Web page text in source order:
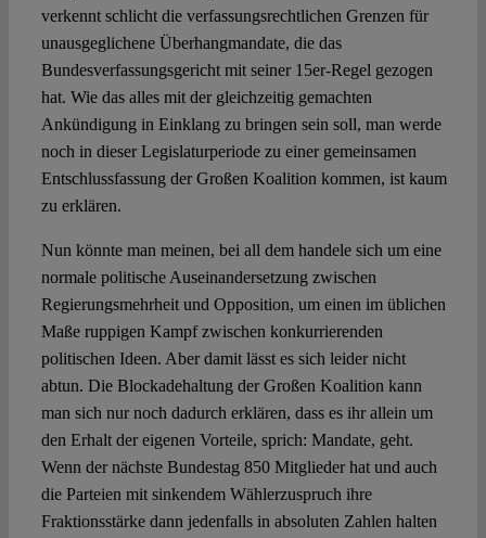
verkennt schlicht die verfassungsrechtlichen Grenzen für
unausgeglichene Überhangmandate, die das
Bundesverfassungsgericht mit seiner 15er-Regel gezogen
hat. Wie das alles mit der gleichzeitig gemachten
Ankündigung in Einklang zu bringen sein soll, man werde
noch in dieser Legislaturperiode zu einer gemeinsamen
Entschlussfassung der Großen Koalition kommen, ist kaum
zu erklären.
Nun könnte man meinen, bei all dem handele sich um eine
normale politische Auseinandersetzung zwischen
Regierungsmehrheit und Opposition, um einen im üblichen
Maße ruppigen Kampf zwischen konkurrierenden
politischen Ideen. Aber damit lässt es sich leider nicht
abtun. Die Blockadehaltung der Großen Koalition kann
man sich nur noch dadurch erklären, dass es ihr allein um
den Erhalt der eigenen Vorteile, sprich: Mandate, geht.
Wenn der nächste Bundestag 850 Mitglieder hat und auch
die Parteien mit sinkendem Wählerzuspruch ihre
Fraktionsstärke dann jedenfalls in absoluten Zahlen halten